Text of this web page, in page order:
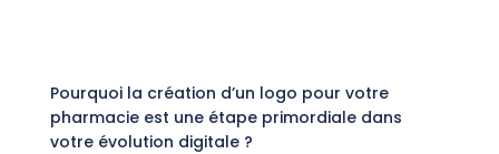
Pourquoi la création d’un logo pour votre
pharmacie est une étape primordiale dans
votre évolution digitale ?